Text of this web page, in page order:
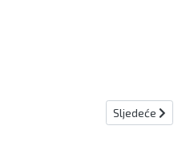
i Donjem Vakufu pronađena droga i
Sljedeći
Sljedeće